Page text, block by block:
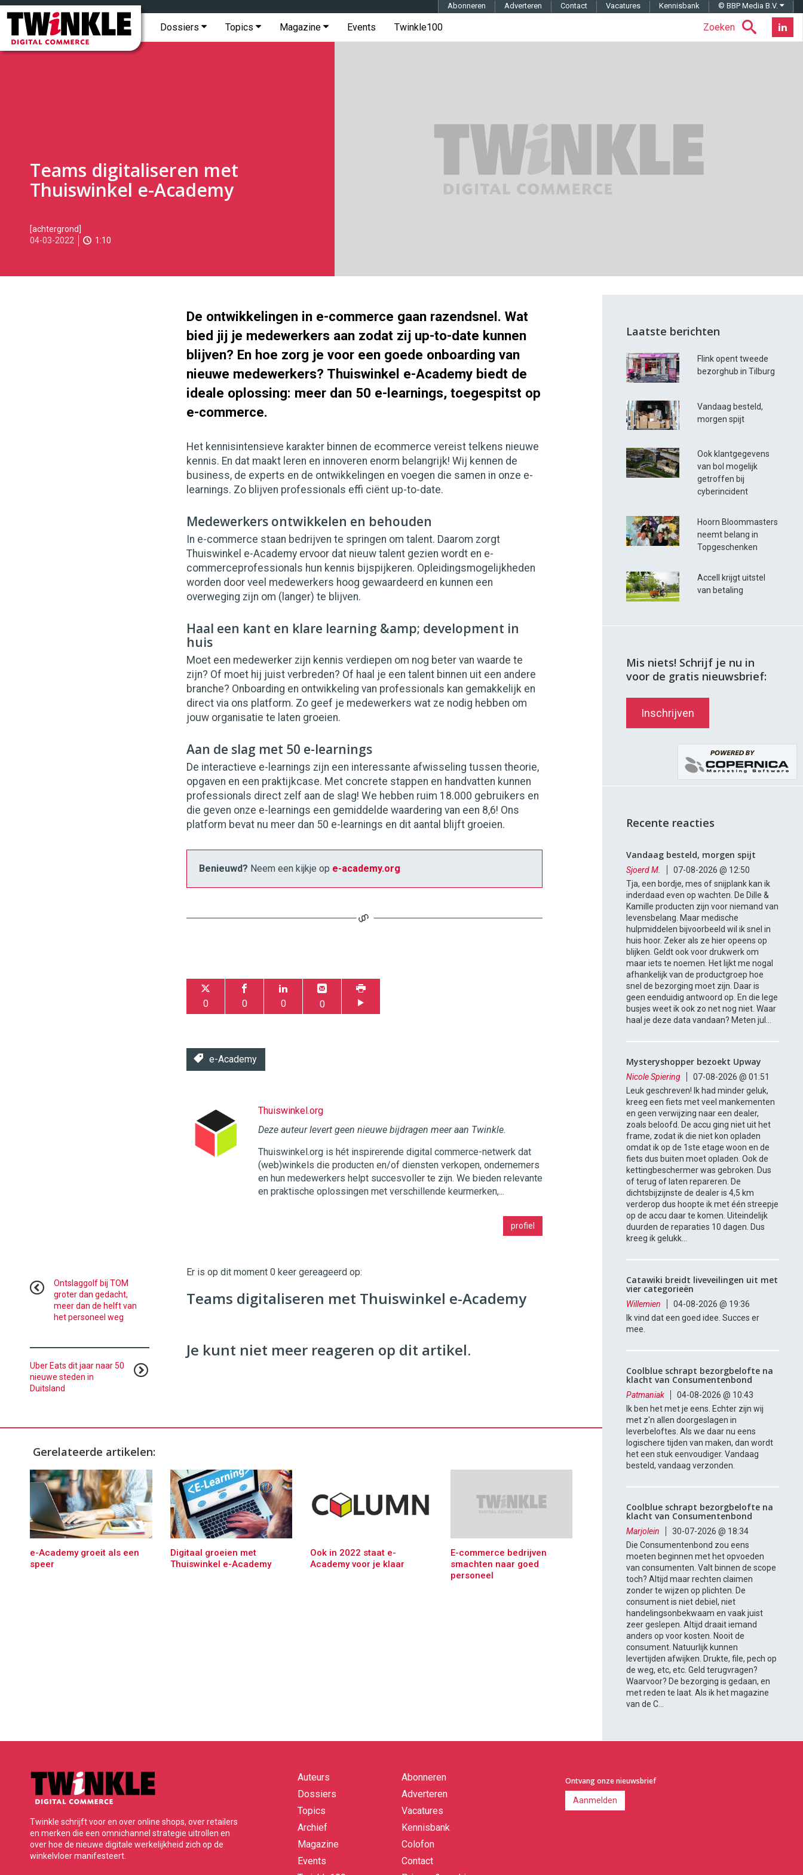
Twinkle
Digital
Commerce
Hoofdmenu Zoeken
Dossiers Topics Magazine Events Twinkle100
Topmenu Abonneren Adverteren Contact Vacatures Kennisbank © BBP Media B.V.
Teams digitaliseren met
Thuiswinkel e-Academy
2022-
03-
03-
[achtergrond]
04-03-2022
1:10
De ontwikkelingen in e-commerce gaan razendsnel. Wat
bied jij je medewerkers aan zodat zij up-to-date kunnen
blijven? En hoe zorg je voor een goede onboarding van
nieuwe medewerkers? Thuiswinkel e-Academy biedt de
ideale oplossing: meer dan 50 e-learnings, toegespitst op
e-commerce.
Het kennisintensieve karakter binnen de ecommerce vereist telkens nieuwe
kennis. En dat maakt leren en innoveren enorm belangrijk! Wij kennen de
business, de experts en de ontwikkelingen en voegen die samen in onze e-
learnings. Zo blijven professionals effi ciënt up-to-date.
Medewerkers ontwikkelen en behouden
In e-commerce staan bedrijven te springen om talent. Daarom zorgt
Thuiswinkel e-Academy ervoor dat nieuw talent gezien wordt en e-
commerceprofessionals hun kennis bijspijkeren. Opleidingsmogelijkheden
worden door veel medewerkers hoog gewaardeerd en kunnen een
overweging zijn om (langer) te blijven.
Haal een kant en klare learning &amp; development in
huis
Moet een medewerker zijn kennis verdiepen om nog beter van waarde te
zijn? Of moet hij juist verbreden? Of haal je een talent binnen uit een andere
branche? Onboarding en ontwikkeling van professionals kan gemakkelijk en
direct via ons platform. Zo geef je medewerkers wat ze nodig hebben om
jouw organisatie te laten groeien.
Aan de slag met 50 e-learnings
De interactieve e-learnings zijn een interessante afwisseling tussen theorie,
opgaven en een praktijkcase. Met concrete stappen en handvatten kunnen
professionals direct zelf aan de slag! We hebben ruim 18.000 gebruikers en
die geven onze e-learnings een gemiddelde waardering van een 8,6! Ons
platform bevat nu meer dan 50 e-learnings en dit aantal blijft groeien.
Benieuwd? Neem een kijkje op e-academy.org
0 0 0 0
e-Academy
Thuiswinkel.org
Deze auteur levert geen nieuwe bijdragen meer aan Twinkle.
Thuiswinkel.org is hét inspirerende digital commerce-netwerk dat
(web)winkels die producten en/of diensten verkopen, ondernemers
en hun medewerkers helpt succesvoller te zijn. We bieden relevante
en praktische oplossingen met verschillende keurmerken,...
profiel
Twinkle
Digital
Commerce
https://twinklemagazine.nl
Er is op dit moment 0 keer gereageerd op:
Teams digitaliseren met Thuiswinkel e-Academy
Je kunt niet meer reageren op dit artikel.
Ontslaggolf bij TOM
groter dan gedacht,
meer dan de helft van
het personeel weg
Uber Eats dit jaar naar 50
nieuwe steden in
Duitsland
Gerelateerde artikelen:
e-Academy groeit als een
speer
Digitaal groeien met
Thuiswinkel e-Academy
Ook in 2022 staat e-
Academy voor je klaar
E-commerce bedrijven
smachten naar goed
personeel
Laatste berichten
Flink opent tweede
bezorghub in Tilburg
Vandaag besteld,
morgen spijt
Ook klantgegevens
van bol mogelijk
getroffen bij
cyberincident
Hoorn Bloommasters
neemt belang in
Topgeschenken
Accell krijgt uitstel
van betaling
Mis niets! Schrijf je nu in
voor de gratis nieuwsbrief:
Inschrijven
Recente reacties
Vandaag besteld, morgen spijt
Sjoerd M.
07-08-2026 @ 12:50
Tja, een bordje, mes of snijplank kan ik
inderdaad even op wachten. De Dille &
Kamille producten zijn voor niemand van
levensbelang. Maar medische
hulpmiddelen bijvoorbeeld wil ik snel in
huis hoor. Zeker als ze hier opeens op
blijken. Geldt ook voor drukwerk om
maar iets te noemen. Het lijkt me nogal
afhankelijk van de productgroep hoe
snel de bezorging moet zijn. Daar is
geen eenduidig antwoord op. En die lege
busjes weet ik ook zo net nog niet. Waar
haal je deze data vandaan? Meten jul...
Mysteryshopper bezoekt Upway
Nicole Spiering
07-08-2026 @ 01:51
Leuk geschreven! Ik had minder geluk,
kreeg een fiets met veel mankementen
en geen verwijzing naar een dealer,
zoals beloofd. De accu ging niet uit het
frame, zodat ik die niet kon opladen
omdat ik op de 1ste etage woon en de
fiets dus buiten moet opladen. Ook de
kettingbeschermer was gebroken. Dus
of terug of laten repareren. De
dichtsbijzijnste de dealer is 4,5 km
verderop dus hoopte ik met één streepje
op de accu daar te komen. Uiteindelijk
duurden de reparaties 10 dagen. Dus
kreeg ik gelukk...
Catawiki breidt liveveilingen uit met
vier categorieën
Willemien
04-08-2026 @ 19:36
Ik vind dat een goed idee. Succes er
mee.
Coolblue schrapt bezorgbelofte na
klacht van Consumentenbond
Patmaniak
04-08-2026 @ 10:43
Ik ben het met je eens. Echter zijn wij
met z'n allen doorgeslagen in
leverbeloftes. Als we daar nu eens
logischere tijden van maken, dan wordt
het een stuk eenvoudiger. Vandaag
besteld, vandaag verzonden.
Coolblue schrapt bezorgbelofte na
klacht van Consumentenbond
Marjolein
30-07-2026 @ 18:34
Die Consumentenbond zou eens
moeten beginnen met het opvoeden
van consumenten. Valt binnen de scope
toch? Altijd maar rechten claimen
zonder te wijzen op plichten. De
consument is niet debiel, niet
handelingsonbekwaam en vaak juist
zeer geslepen. Altijd draait iemand
anders op voor kosten. Nooit de
consument. Natuurlijk kunnen
levertijden afwijken. Drukte, file, pech op
de weg, etc, etc. Geld terugvragen?
Waarvoor? De bezorging is gedaan, en
met reden te laat. Als ik het magazine
van de C...
Twinkle schrijft voor en over online shops, over retailers
en merken die een omnichannel strategie uitrollen en
over hoe de nieuwe digitale werkelijkheid zich op de
winkelvloer manifesteert.
Quick
links
Auteurs
Dossiers
Topics
Archief
Magazine
Events
Abonneren
Adverteren
Vacatures
Kennisbank
Colofon
Contact
Ontvang onze nieuwsbrief
Aanmelden